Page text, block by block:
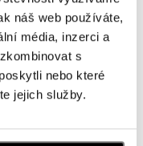
náš web používáte,
média, inzerci a
s
nebo které
jejich služby.